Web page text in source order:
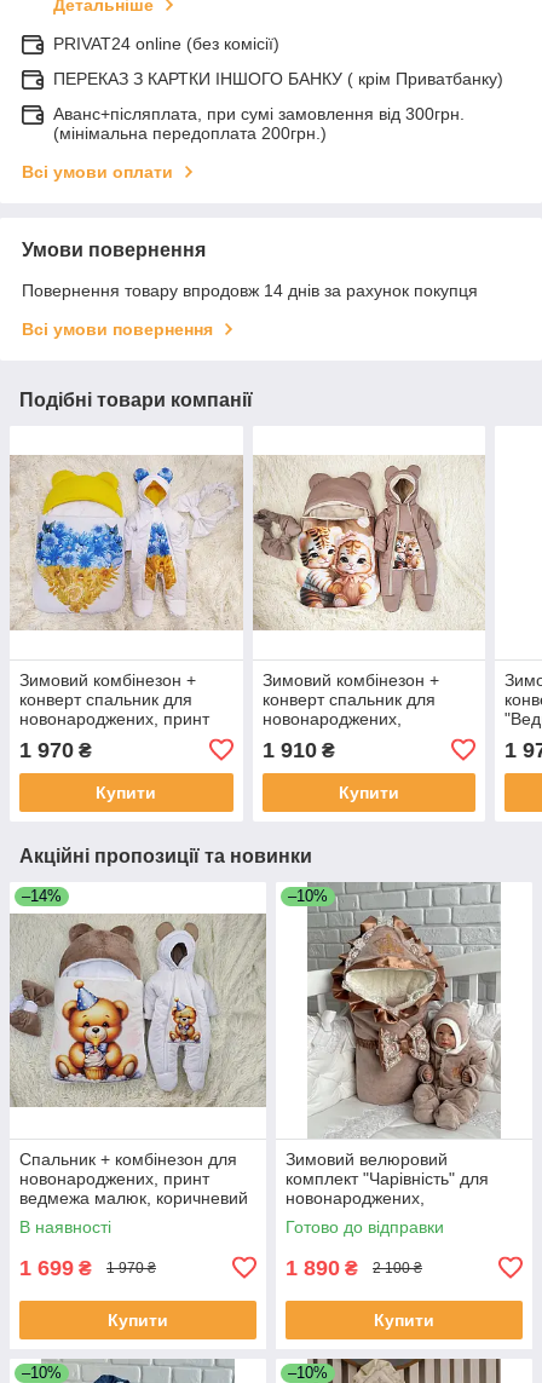
Детальніше
PRIVAT24 online (без комісії)
ПЕРЕКАЗ З КАРТКИ ІНШОГО БАНКУ ( крім Приватбанку)
Аванс+післяплата, при сумі замовлення від 300грн.
(мінімальна передоплата 200грн.)
Всі умови оплати
Умови повернення
Повернення товару впродовж 14 днів за рахунок покупця
Всі умови повернення
Подібні товари компанії
Зимовий комбінезон +
конверт спальник для
новонароджених, принт
1 970 ₴
Купити
Зимовий комбінезон +
конверт спальник для
новонароджених,
капучино принт кошенята
1 910₴
Купити
1
Акційні пропозиції та новинки
–14%
Спальник + комбінезон для
новонароджених, принт
ведмежа малюк, коричневий
В наявності
1 699 ₴ 1 970 ₴
Купити
–10%
Зимовий велюровий
комплект "Чарівність" для
новонароджених,
шоколадний
Готово до відправки
1 890 ₴ 2 100 ₴
Купити
–10% –10%